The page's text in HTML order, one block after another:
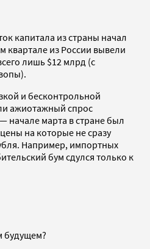
капитала из страны начал
квартале из России вывели
лишь $12 млрд (с
и бесконтрольной
ажиотажный спрос
начале марта в стране был
на которые не сразу
Например, импортных
бум сдулся только к
будущем?